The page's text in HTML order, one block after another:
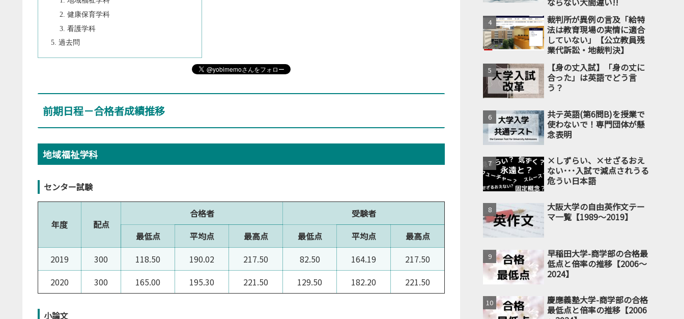
健康保育学科
看護学科
過去問
前期日程－合格者成績推移
地域福祉学科
センター試験
年度 配点
合格者
受験者
最低点
平均点 最高点 最低点 平均点
最高点
2019
300 118.50 190.02 217.50 82.50 164.19
217.50
2020
300 165.00 195.30 221.50 129.50 182.20 221.50
小論文
裁判所が異例の言及「給特
法は教育現場の実情に適合
していない」【公立教員残
業代訴訟・地裁判決】
【身の丈入試】「身の丈に
合った」は英語でどう言
う？
共テ英語(第6問B)を授業で
使わないで！専門団体が懸
念表明
×しずらい、×せざるおえ
ない･･･入試で減点されうる
危うい日本語
大阪大学の自由英作文テー
マ一覧【1989～2019】
早稲田大学-商学部の合格最
低点と倍率の推移【2006～
2024】
慶應義塾大学-商学部の合格
最低点と倍率の推移【2006